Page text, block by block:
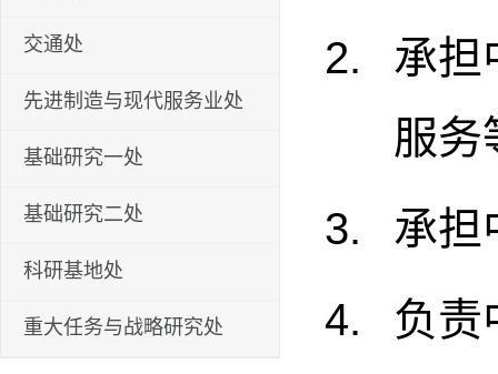
交通处
先进制造与现代服务业处
基础研究一处
基础研究二处
科研基地处
重大任务与战略研究处
承担
服务
承担
负责